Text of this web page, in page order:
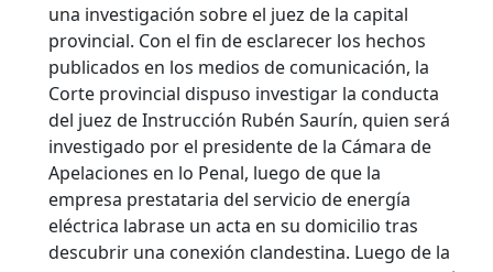
una investigación sobre el juez de la capital
provincial. Con el fin de esclarecer los hechos
publicados en los medios de comunicación, la
Corte provincial dispuso investigar la conducta
del juez de Instrucción Rubén Saurín, quien será
investigado por el presidente de la Cámara de
Apelaciones en lo Penal, luego de que la
empresa prestataria del servicio de energía
eléctrica labrase un acta en su domicilio tras
descubrir una conexión clandestina. Luego de la